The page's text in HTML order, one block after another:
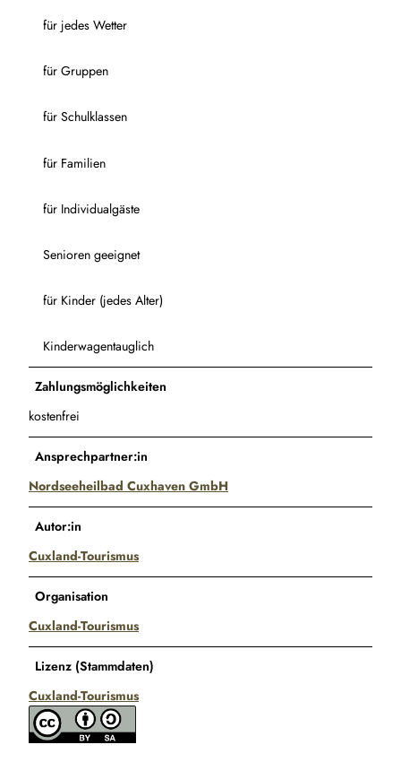
für jedes Wetter
für Gruppen
für Schulklassen
für Familien
für Individualgäste
Senioren geeignet
für Kinder (jedes Alter)
Kinderwagentauglich
Zahlungsmöglichkeiten
kostenfrei
Ansprechpartner:in
Nordseeheilbad Cuxhaven GmbH
Autor:in
Cuxland-Tourismus
Organisation
Cuxland-Tourismus
Lizenz (Stammdaten)
Cuxland-Tourismus